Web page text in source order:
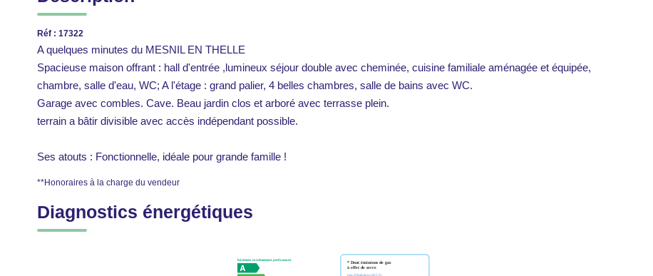
Réf : 17322
A quelques minutes du MESNIL EN THELLE
Spacieuse maison offrant : hall d'entrée ,lumineux séjour double avec cheminée, cuisine familiale aménagée et équipée,
chambre, salle d'eau, WC; A l'étage : grand palier, 4 belles chambres, salle de bains avec WC.
Garage avec combles. Cave. Beau jardin clos et arboré avec terrasse plein.
terrain a bâtir divisible avec accès indépendant possible.
Ses atouts : Fonctionnelle, idéale pour grande famille !
**Honoraires à la charge du vendeur
Diagnostics énergétiques